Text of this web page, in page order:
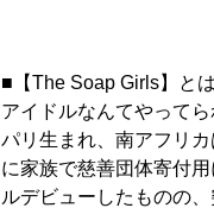
■【The Soap Girls】とは
アイドルなんてやってら
パリ生まれ、南アフリ
に家族で慈善団体寄付
ルデビューしたものの